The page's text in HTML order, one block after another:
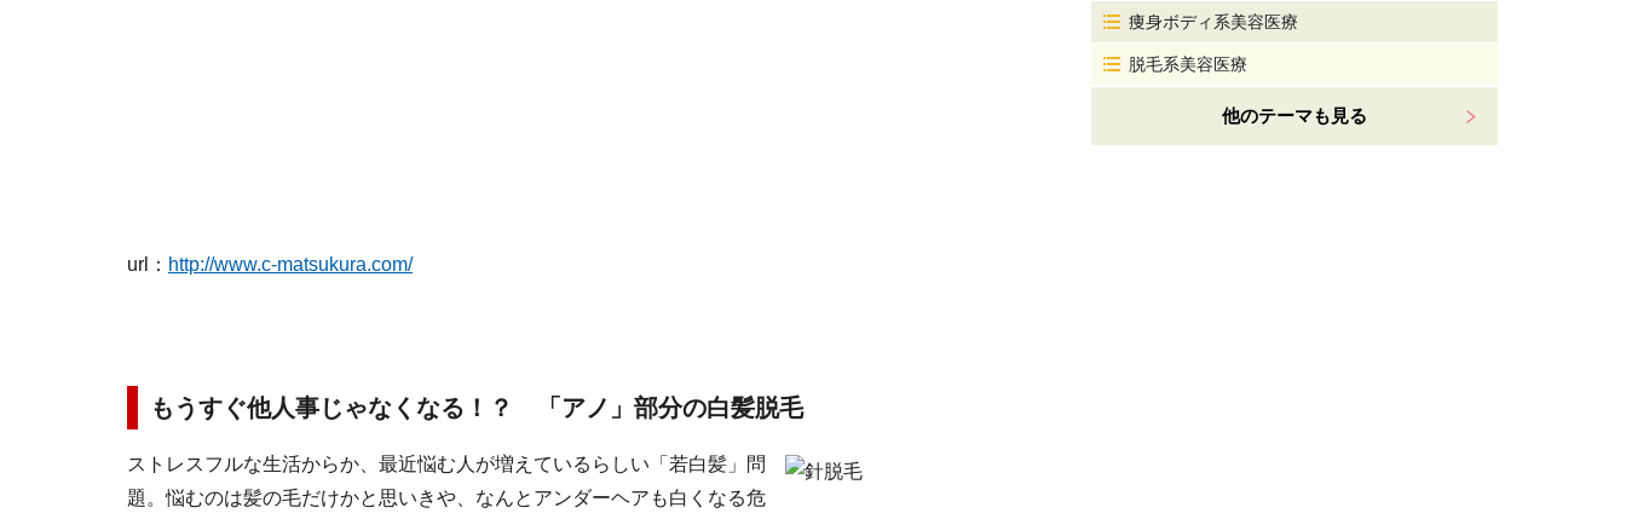
url： http://www.c-matsukura.com/
もうすぐ他人事じゃなくなる！？ 「アノ」部分の白髪脱毛
ストレスフルな生活からか、最近悩む人が増えているらしい「若白髪」問
題。悩むのは髪の毛だけかと思いきや、なんとアンダーヘアも白くなる危
痩身ボディ系美容医療
脱毛系美容医療
他のテーマも見る